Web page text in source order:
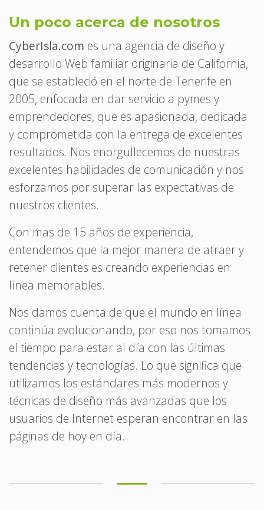
Un poco acerca de nosotros
CyberIsla.com es una agencia de diseño y
desarrollo Web familiar originaria de California,
que se estableció en el norte de Tenerife en
2005, enfocada en dar servicio a pymes y
emprendedores, que es apasionada, dedicada
y comprometida con la entrega de excelentes
resultados. Nos enorgullecemos de nuestras
excelentes habilidades de comunicación y nos
esforzamos por superar las expectativas de
nuestros clientes.
Con mas de 15 años de experiencia,
entendemos que la mejor manera de atraer y
retener clientes es creando experiencias en
línea memorables.
Nos damos cuenta de que el mundo en línea
continúa evolucionando, por eso nos tomamos
el tiempo para estar al día con las últimas
tendencias y tecnologías. Lo que significa que
utilizamos los estándares más modernos y
técnicas de diseño más avanzadas que los
usuarios de Internet esperan encontrar en las
páginas de hoy en día.